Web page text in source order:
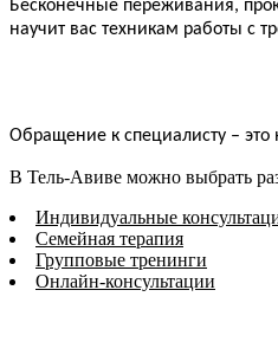
Бесконечные переживания,
научит вас техникам работы с
Обращение к специалисту –
В Тель-Авиве можно выбрать
Индивидуальные
Семейная терапия
Групповые тренинги
Онлайн-консультации